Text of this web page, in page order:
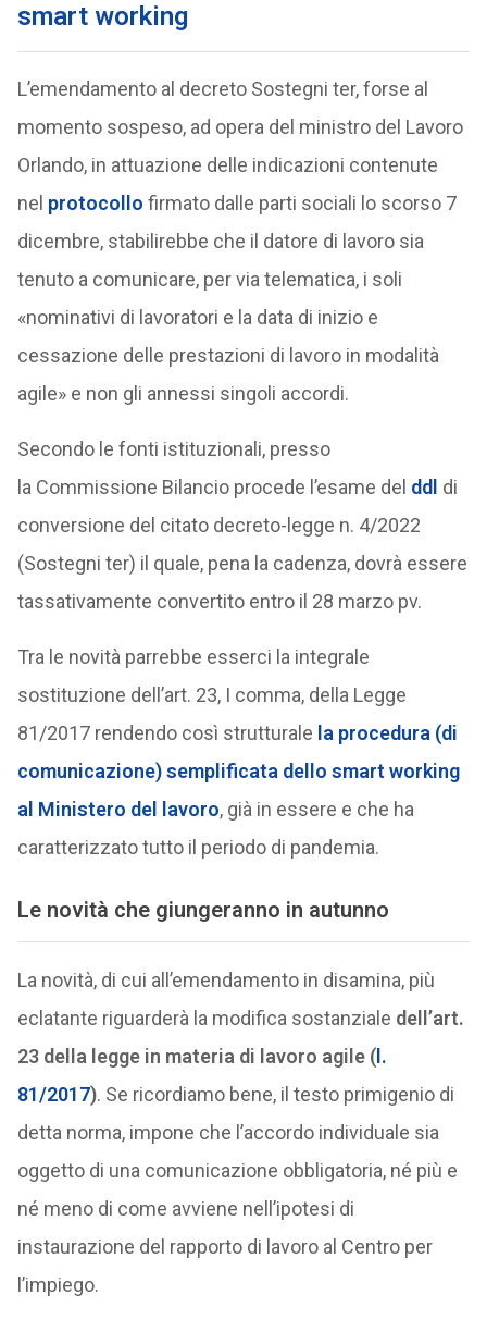
smart working
L’emendamento al decreto Sostegni ter, forse al
momento sospeso, ad opera del ministro del Lavoro
Orlando, in attuazione delle indicazioni contenute
nel protocollo firmato dalle parti sociali lo scorso 7
dicembre, stabilirebbe che il datore di lavoro sia
tenuto a comunicare, per via telematica, i soli
«nominativi di lavoratori e la data di inizio e
cessazione delle prestazioni di lavoro in modalità
agile» e non gli annessi singoli accordi.
Secondo le fonti istituzionali, presso
la Commissione Bilancio procede l’esame del ddl
di
conversione del citato decreto-legge n. 4/2022
(Sostegni ter) il quale, pena la cadenza, dovrà essere
tassativamente convertito entro il 28 marzo pv.
Tra le novità parrebbe esserci la integrale
sostituzione dell’art. 23, I comma, della Legge
81/2017 rendendo così strutturale la procedura (di
comunicazione) semplificata dello smart working
al Ministero del lavoro, già in essere e che ha
caratterizzato tutto il periodo di pandemia.
Le novità che giungeranno in autunno
La novità, di cui all’emendamento in disamina, più
eclatante riguarderà la modifica sostanziale dell’art.
23 della legge in materia di lavoro agile (l.
81/2017). Se ricordiamo bene, il testo primigenio di
detta norma, impone che l’accordo individuale sia
oggetto di una comunicazione obbligatoria, né più e
né meno di come avviene nell’ipotesi di
instaurazione del rapporto di lavoro al Centro per
l’impiego.